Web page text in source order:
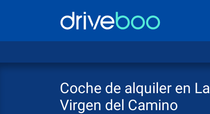
Coche de alquiler en La
Virgen del Camino